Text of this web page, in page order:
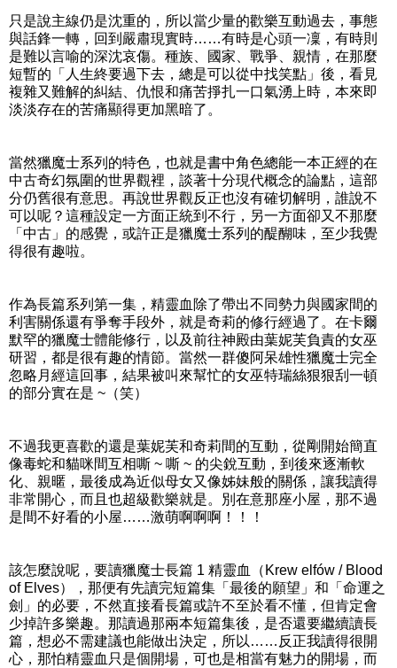
只是說主線仍是沈重的，所以當少量的歡樂互動過去，事態
與話鋒一轉，回到嚴肅現實時……有時是心頭一凜，有時則
是難以言喻的深沈哀傷。種族、國家、戰爭、親情，在那麼
短暫的「人生終要過下去，總是可以從中找笑點」後，看見
複雜又難解的糾結、仇恨和痛苦掙扎一口氣湧上時，本來即
淡淡存在的苦痛顯得更加黑暗了。
當然獵魔士系列的特色，也就是書中角色總能一本正經的在
中古奇幻氛圍的世界觀裡，談著十分現代概念的論點，這部
分仍舊很有意思。再說世界觀反正也沒有確切解明，誰說不
可以呢？這種設定一方面正統到不行，另一方面卻又不那麼
「中古」的感覺，或許正是獵魔士系列的醍醐味，至少我覺
得很有趣啦。
作為長篇系列第一集，精靈血除了帶出不同勢力與國家間的
利害關係還有爭奪手段外，就是奇莉的修行經過了。在卡爾
默罕的獵魔士體能修行，以及前往神殿由葉妮芙負責的女巫
研習，都是很有趣的情節。當然一群傻阿呆雄性獵魔士完全
忽略月經這回事，結果被叫來幫忙的女巫特瑞絲狠狠刮一頓
的部分實在是 ~（笑）
不過我更喜歡的還是葉妮芙和奇莉間的互動，從剛開始簡直
像毒蛇和貓咪間互相嘶 ~ 嘶 ~ 的尖銳互動，到後來逐漸軟
化、親暱，最後成為近似母女又像姊妹般的關係，讓我讀得
非常開心，而且也超級歡樂就是。別在意那座小屋，那不過
是間不好看的小屋……激萌啊啊啊！！！
該怎麼說呢，要讀獵魔士長篇 1 精靈血（Krew elfów / Blood
of Elves），那便有先讀完短篇集「最後的願望」和「命運之
劍」的必要，不然直接看長篇或許不至於看不懂，但肯定會
少掉許多樂趣。那讀過那兩本短篇集後，是否還要繼續讀長
篇，想必不需建議也能做出決定，所以……反正我讀得很開
心，那怕精靈血只是個開場，可也是相當有魅力的開場，而